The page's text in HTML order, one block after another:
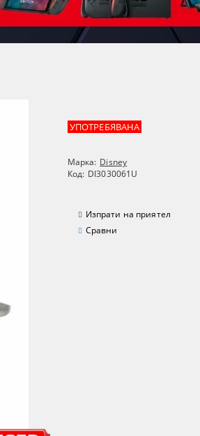
УПОТРЕБЯВАНА
Марка: Disney
Код: DI3030061U
Изпрати на приятел
Сравни